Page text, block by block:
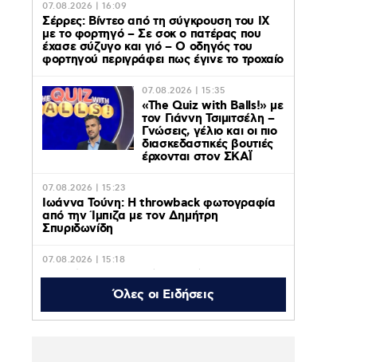
07.08.2026 | 16:09
Σέρρες: Βίντεο από τη σύγκρουση του ΙΧ
με το φορτηγό – Σε σοκ ο πατέρας που
έχασε σύζυγο και γιό – Ο οδηγός του
φορτηγού περιγράφει πως έγινε το τροχαίο
07.08.2026 | 15:35
«The Quiz with Balls!» με
τον Γιάννη Τσιμιτσέλη –
Γνώσεις, γέλιο και οι πιο
διασκεδαστικές βουτιές
έρχονται στον ΣΚΑΪ
07.08.2026 | 15:23
Ιωάννα Τούνη: Η throwback φωτογραφία
από την Ίμπιζα με τον Δημήτρη
Σπυριδωνίδη
07.08.2026 | 15:18
Η Σιμώνη Χριστοδούλου ανέβασε
φωτογραφίες & βίντεο από το ταξίδι της
με τον Αντρέα Γεωργίου στην Ίμπιζα
Όλες οι Ειδήσεις